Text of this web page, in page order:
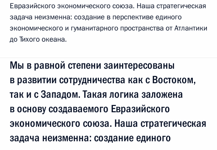
Евразийского экономического союза. Наша стратегическая
задача неизменна: создание в перспективе единого
экономического и гуманитарного пространства от Атлантики
до Тихого океана.
Мы в равной степени заинтересованы
в развитии сотрудничества как с Востоком,
так и с Западом. Такая логика заложена
в основу создаваемого Евразийского
экономического союза. Наша стратегическая
задача неизменна: создание единого